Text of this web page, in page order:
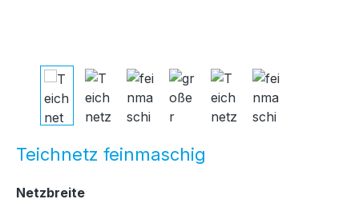
Teichnetz feinmaschig
Netzbreiteauswählen